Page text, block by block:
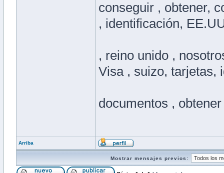
conseguir , obtener,
, identificación,
, reino unido ,
Visa , suizo, tarjetas,
documentos ,
Arriba
Mostrar mensajes previos: